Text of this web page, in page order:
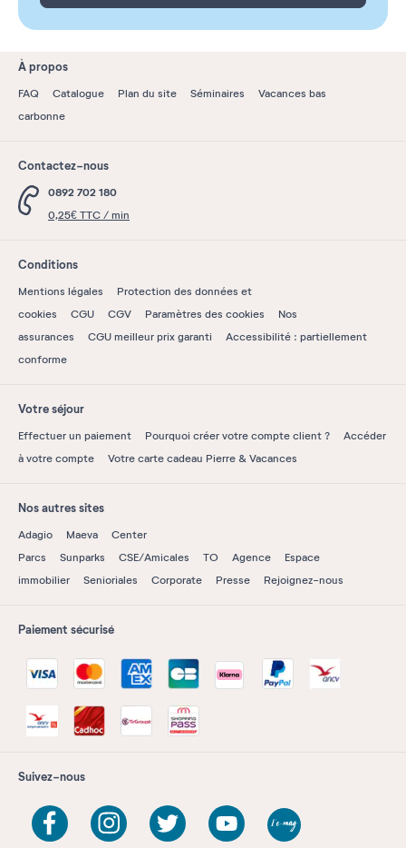
À propos
FAQ Catalogue Plan du site Séminaires
Vacances bas
carbonne
Contactez-nous
0892 702 180
0,25€ TTC / min
Conditions
Mentions légales
Protection des données et
cookies
CGU CGV Paramètres des cookies
Nos
assurances
CGU meilleur prix garanti
Accessibilité : partiellement
conforme
Votre séjour
Effectuer un paiement Pourquoi créer votre compte client ?
Accéder
à votre compte
Votre carte cadeau Pierre & Vacances
Nos autres sites
Adagio Maeva
Center
Parcs
Sunparks CSE/Amicales TO Agence
Espace
immobilier
Senioriales Corporate Presse Rejoignez-nous
Paiement sécurisé
Suivez-nous